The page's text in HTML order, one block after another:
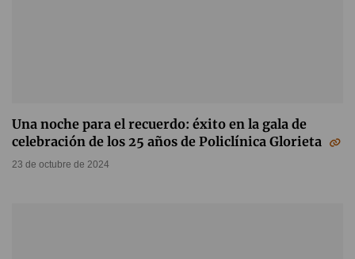
Una noche para el recuerdo: éxito en la gala de
celebración de los 25 años de Policlínica Glorieta
23 de octubre de 2024